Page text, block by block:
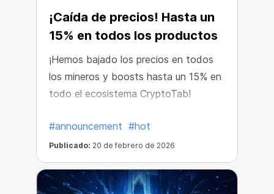
¡Caída de precios! Hasta un
15% en todos los productos
¡Hemos bajado los precios en todos
los mineros y boosts hasta un 15% en
todo el ecosistema CryptoTab!
#announcement #hot
Publicado: 20 de febrero de 2026